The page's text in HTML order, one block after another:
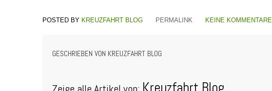
KREUZFAHRT BLOG PERMALINK KEINE KOMMENTARE
GESCHRIEBEN VON KREUZFAHRT BLOG